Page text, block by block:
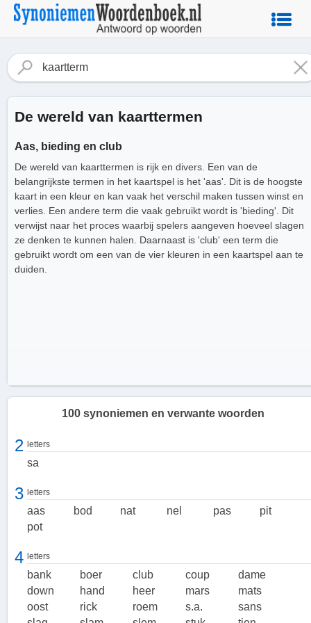
De wereld van kaarttermen
Aas, bieding en club
De wereld van kaarttermen is rijk en divers. Een van de
belangrijkste termen in het kaartspel is het 'aas'. Dit is de hoogste
kaart in een kleur en kan vaak het verschil maken tussen winst en
verlies. Een andere term die vaak gebruikt wordt is 'bieding'. Dit
verwijst naar het proces waarbij spelers aangeven hoeveel slagen
ze denken te kunnen halen. Daarnaast is 'club' een term die
gebruikt wordt om een van de vier kleuren in een kaartspel aan te
duiden.
Coup, double en gasco
100 synoniemen en verwante woorden
2 letters
sa
3 letters
aas bod nat nel pas
pit
pot
4 letters
bank boer club coup
dame
down
hand heer mars
mats
oost
rick roem s.a.
sans